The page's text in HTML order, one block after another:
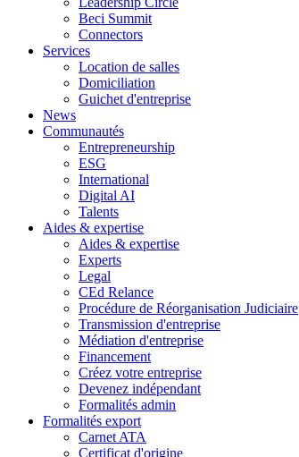
Beci Summit
Connectors
Services
Location de salles
Domiciliation
Guichet d'entreprise
News
Communautés
Entrepreneurship
ESG
International
Digital AI
Talents
Aides & expertise
Aides & expertise
Experts
Legal
CEd Relance
Procédure de Réorganisation Judiciaire
Transmission d'entreprise
Médiation d'entreprise
Financement
Créez votre entreprise
Devenez indépendant
Formalités admin
Formalités export
Carnet ATA
Certificat d'origine